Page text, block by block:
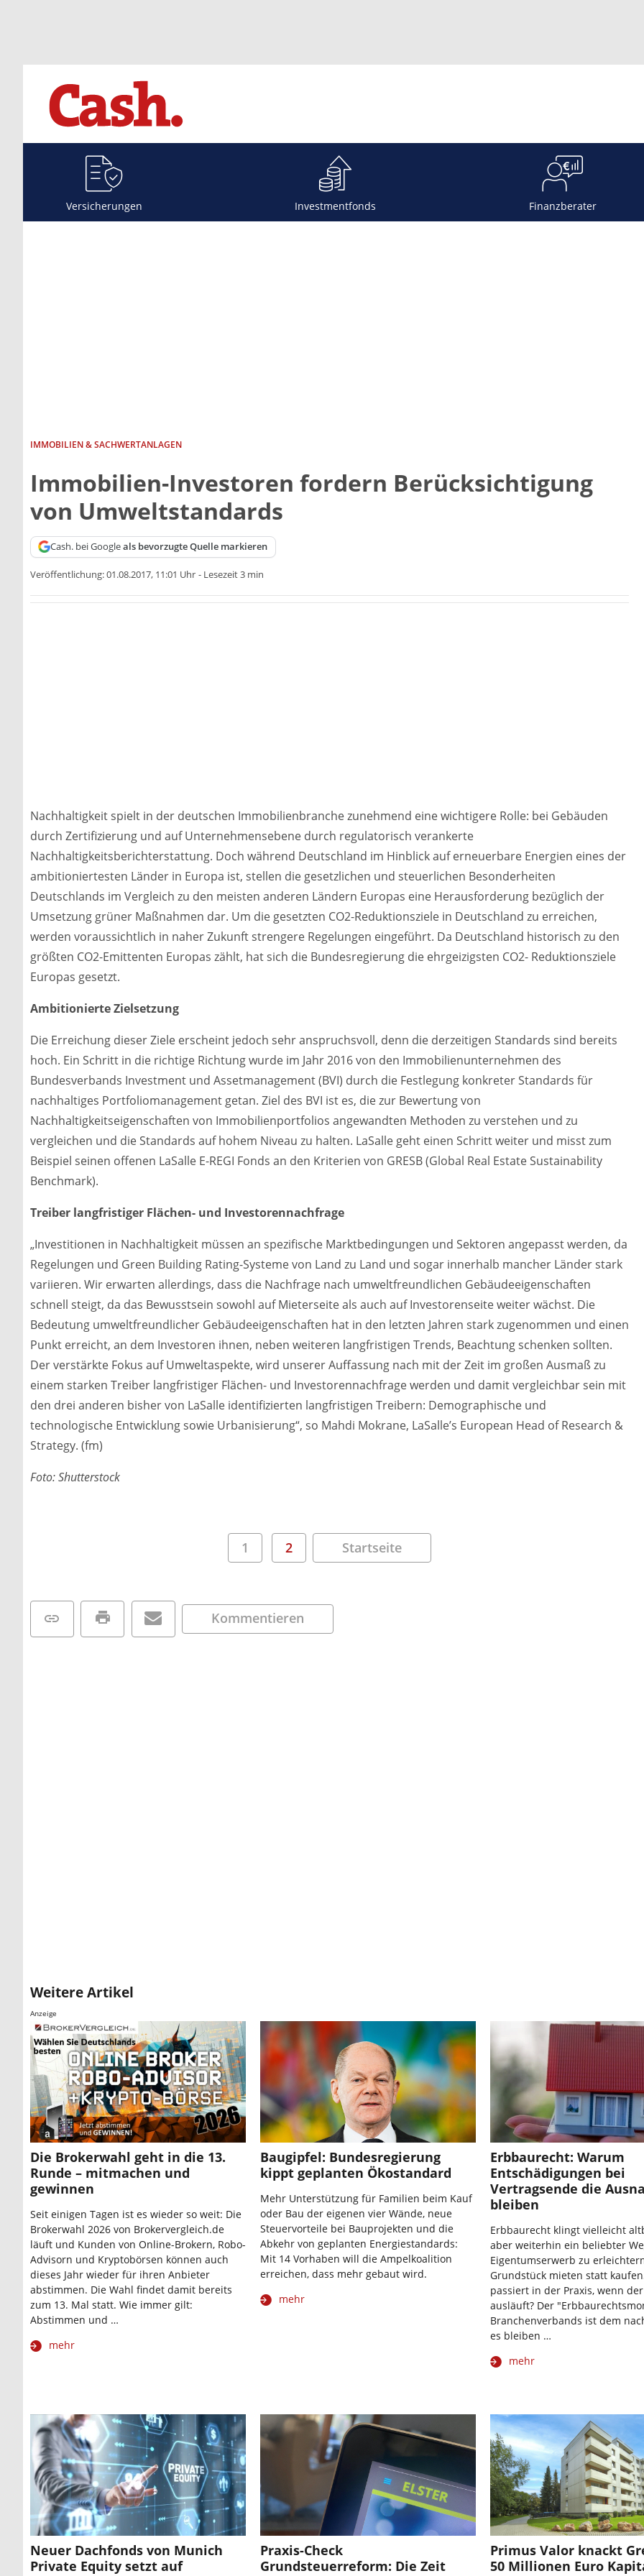
Versicherungen Investmentfonds Finanzberater
IMMOBILIEN & SACHWERTANLAGEN
Immobilien-Investoren fordern Berücksichtigung
von Umweltstandards
Cash. bei Googleals bevorzugte Quelle markieren
Veröffentlichung:01.08.2017, 11:01 Uhr - Lesezeit 3 min
Nachhaltigkeit spielt in der deutschen Immobilienbranche zunehmend eine wichtigere Rolle: bei Gebäuden
durch Zertifizierung und auf Unternehmensebene durch regulatorisch verankerte
Nachhaltigkeitsberichterstattung. Doch während Deutschland im Hinblick auf erneuerbare Energien eines der
ambitioniertesten Länder in Europa ist, stellen die gesetzlichen und steuerlichen Besonderheiten
Deutschlands im Vergleich zu den meisten anderen Ländern Europas eine Herausforderung bezüglich der
Umsetzung grüner Maßnahmen dar. Um die gesetzten CO2-Reduktionsziele in Deutschland zu erreichen,
werden voraussichtlich in naher Zukunft strengere Regelungen eingeführt. Da Deutschland historisch zu den
größten CO2-Emittenten Europas zählt, hat sich die Bundesregierung die ehrgeizigsten CO2- Reduktionsziele
Europas gesetzt.
Ambitionierte Zielsetzung
Die Erreichung dieser Ziele erscheint jedoch sehr anspruchsvoll, denn die derzeitigen Standards sind bereits
hoch. Ein Schritt in die richtige Richtung wurde im Jahr 2016 von den Immobilienunternehmen des
Bundesverbands Investment und Assetmanagement (BVI) durch die Festlegung konkreter Standards für
nachhaltiges Portfoliomanagement getan. Ziel des BVI ist es, die zur Bewertung von
Nachhaltigkeitseigenschaften von Immobilienportfolios angewandten Methoden zu verstehen und zu
vergleichen und die Standards auf hohem Niveau zu halten. LaSalle geht einen Schritt weiter und misst zum
Beispiel seinen offenen LaSalle E-REGI Fonds an den Kriterien von GRESB (Global Real Estate Sustainability
Benchmark).
Treiber langfristiger Flächen- und Investorennachfrage
„Investitionen in Nachhaltigkeit müssen an spezifische Marktbedingungen und Sektoren angepasst werden, da
Regelungen und Green Building Rating-Systeme von Land zu Land und sogar innerhalb mancher Länder stark
variieren. Wir erwarten allerdings, dass die Nachfrage nach umweltfreundlichen Gebäudeeigenschaften
schnell steigt, da das Bewusstsein sowohl auf Mieterseite als auch auf Investorenseite weiter wächst. Die
Bedeutung umweltfreundlicher Gebäudeeigenschaften hat in den letzten Jahren stark zugenommen und einen
Punkt erreicht, an dem Investoren ihnen, neben weiteren langfristigen Trends, Beachtung schenken sollten.
Der verstärkte Fokus auf Umweltaspekte, wird unserer Auffassung nach mit der Zeit im großen Ausmaß zu
einem starken Treiber langfristiger Flächen- und Investorennachfrage werden und damit vergleichbar sein mit
den drei anderen bisher von LaSalle identifizierten langfristigen Treibern: Demographische und
technologische Entwicklung sowie Urbanisierung“, so Mahdi Mokrane, LaSalle’s European Head of Research &
Strategy. (fm)
Foto: Shutterstock
1 2 Startseite
Kommentieren
Weitere Artikel
Anzeige
Die Brokerwahl geht in die 13.
Runde – mitmachen und
gewinnen
Seit einigen Tagen ist es wieder so weit: Die
Brokerwahl 2026 von Brokervergleich.de
läuft und Kunden von Online-Brokern, Robo-
Advisorn und Kryptobörsen können auch
dieses Jahr wieder für ihren Anbieter
abstimmen. Die Wahl findet damit bereits
zum 13. Mal statt. Wie immer gilt:
Abstimmen und …
mehr
Baugipfel: Bundesregierung
kippt geplanten Ökostandard
Mehr Unterstützung für Familien beim Kauf
oder Bau der eigenen vier Wände, neue
Steuervorteile bei Bauprojekten und die
Abkehr von geplanten Energiestandards:
Mit 14 Vorhaben will die Ampelkoalition
erreichen, dass mehr gebaut wird.
mehr
Erbbaurecht: Warum
Entschädigungen bei
Vertragsende die
bleiben
Erbbaurecht klingt vielleicht
aber weiterhin ein beliebter
Eigentumserwerb zu
Grundstück mieten statt
passiert in der Praxis, wenn
ausläuft? Der
Branchenverbands ist dem
es bleiben …
mehr
Neuer Dachfonds von Munich
Private Equity setzt auf
Praxis-Check
Grundsteuerreform: Die Zeit
Primus Valor knackt
50 Millionen Euro